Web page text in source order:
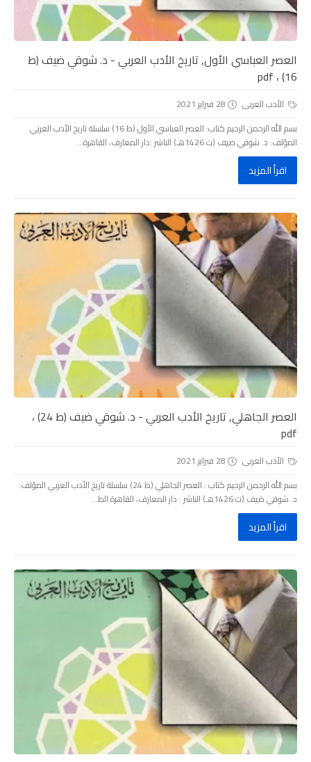
العصر العباسي الأول, تاريخ الأدب العربي - د. شوقي ضيف (ط
16) ، pdf
الأدب العربى
28 فبراير 2021
بسم الله الرحمن الرحيم كتاب: العصر العباسي الأول (ط 16) سلسلة تاريخ الأدب العربي
المؤلف: د. شوقي ضيف (ت 1426هـ) الناشر :دار المعارف، القاهرة...
اقرأ المزيد
العصر الجاهلي, تاريخ الأدب العربي - د. شوقي ضيف (ط 24) ،
pdf
الأدب العربى
28 فبراير 2021
بسم الله الرحمن الرحيم كتاب : العصر الجاهلي (ط 24) سلسلة تاريخ الأدب العربي المؤلف:
د. شوقي ضيف (ت 1426هـ) الناشر : دار المعارف، القاهرة الط...
اقرأ المزيد